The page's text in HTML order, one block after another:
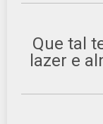
Que tal
lazer e